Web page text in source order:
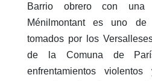
Barrio obrero con una
Ménilmontant es uno
tomados por los
de la Comuna de
enfrentamientos